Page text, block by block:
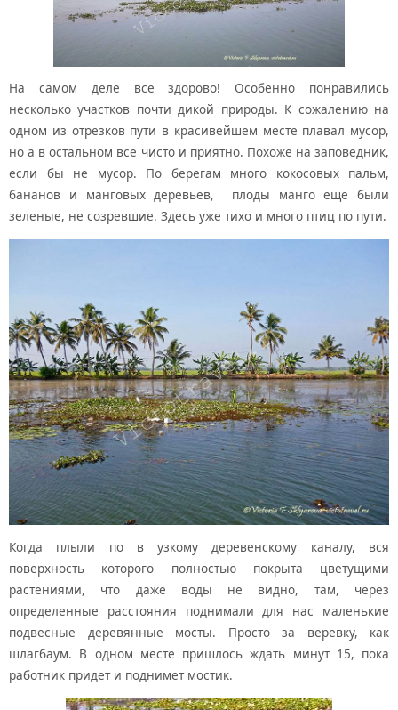
На самом деле все здорово! Особенно понравились
несколько участков почти дикой природы. К сожалению на
одном из отрезков пути в красивейшем месте плавал мусор,
но а в остальном все чисто и приятно. Похоже на заповедник,
если бы не мусор. По берегам много кокосовых пальм,
бананов и манговых деревьев, плоды манго еще были
зеленые, не созревшие. Здесь уже тихо и много птиц по пути.
Когда плыли по в узкому деревенскому каналу, вся
поверхность которого полностью покрыта цветущими
растениями, что даже воды не видно, там, через
определенные расстояния поднимали для нас маленькие
подвесные деревянные мосты. Просто за веревку, как
шлагбаум. В одном месте пришлось ждать минут 15, пока
работник придет и поднимет мостик.